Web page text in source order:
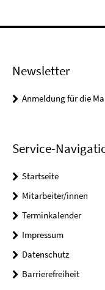
Newsletter
Anmeldung für die
Service-
Startseite
Mitarbeiter/innen
Terminkalender
Impressum
Datenschutz
Barrierefreiheit